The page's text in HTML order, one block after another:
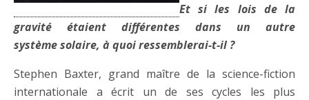
Et si les lois de la
gravité étaient différentes dans un autre
système solaire, à quoi ressemblerai-t-il ?
Stephen Baxter, grand maître de la science-fiction
internationale a écrit un de ses cycles les plus